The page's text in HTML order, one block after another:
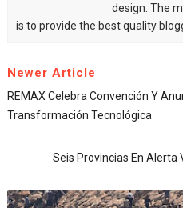
design. The
is to provide the best quality
Newer Article
REMAX Celebra Convención Y
Transformación Tecnológica
Seis Provincias En Alerta